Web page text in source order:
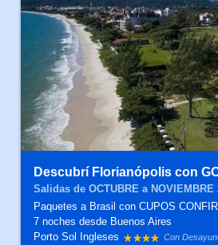
Descubrí Florianópolis con
Salidas de OCTUBRE a NOVIEMBRE
Paquetes a Brasil con CUPOS
7 nochesdesde Buenos Aires
Porto Sol Ingleses
Con